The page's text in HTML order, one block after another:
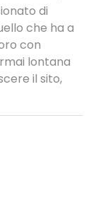
di
che ha a
con
lontana
il sito,